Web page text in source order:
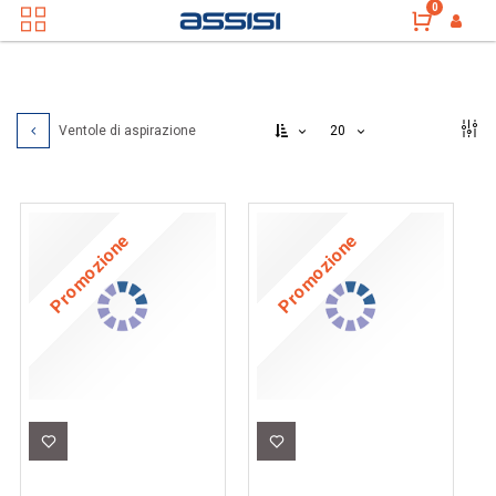
0
Ventole di aspirazione 20
Promozione Promozione